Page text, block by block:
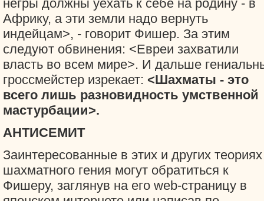
негры должны уехать к себе на родину - в
Африку, а эти земли надо вернуть
индейцам>, - говорит Фишер. За этим
следуют обвинения: <Евреи захватили
власть во всем мире>. И дальше
гроссмейстер изрекает: <Шахматы - это
всего лишь разновидность умственной
мастурбации>.
АНТИСЕМИТ
Заинтересованные в этих и других теориях
шахматного гения могут обратиться к
Фишеру, заглянув на его web-страницу в